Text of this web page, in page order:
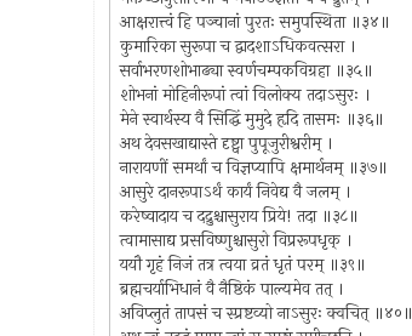
आक्षरात्त्वं हि पञ्चानां पुरतः समुपस्थिता ॥३४॥
कुमारिका सुरूपा च द्वादशाऽधिकवत्सरा ।
सर्वाभरणशोभाढ्या स्वर्णचम्पकविग्रहा ॥३५॥
शोभनां मोहिनीरूपां त्वां विलोक्य तदाऽसुरः ।
मेने स्वार्थस्य वै सिद्धिं मुमुदे हृदि तासमः ॥३६॥
अथ देवसखाद्यास्ते दृष्ट्वा पुपूजुरीश्वरीम् ।
नारायणीं समर्थां च विज्ञप्यापि क्षमार्थनम् ॥३७॥
आसुरे दानरूपाऽर्थं कार्यं निवेद्य वै जलम् ।
करेष्वादाय च दद्रुश्चासुराय प्रिये! तदा ॥३८॥
त्वामासाद्य प्रसविष्णुश्चासुरो विप्ररूपधृक् ।
ययौ गृहं निजं तत्र त्वया व्रतं धृतं परम् ॥३९॥
ब्रह्मचर्याभिधानं वै नैष्ठिकं पाल्यमेव तत् ।
अविप्लुतं तापसं च स्प्रष्टव्यो नाऽसुरः क्वचित् ॥४०॥